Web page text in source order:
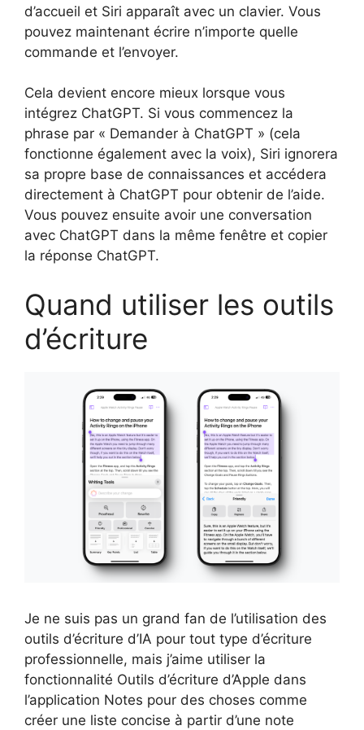
d’accueil et Siri apparaît avec un clavier. Vous
pouvez maintenant écrire n’importe quelle
commande et l’envoyer.
Cela devient encore mieux lorsque vous
intégrez ChatGPT. Si vous commencez la
phrase par « Demander à ChatGPT » (cela
fonctionne également avec la voix), Siri ignorera
sa propre base de connaissances et accédera
directement à ChatGPT pour obtenir de l’aide.
Vous pouvez ensuite avoir une conversation
avec ChatGPT dans la même fenêtre et copier
la réponse ChatGPT.
Quand utiliser les outils
d’écriture
Je ne suis pas un grand fan de l’utilisation des
outils d’écriture d’IA pour tout type d’écriture
professionnelle, mais j’aime utiliser la
fonctionnalité Outils d’écriture d’Apple dans
l’application Notes pour des choses comme
créer une liste concise à partir d’une note